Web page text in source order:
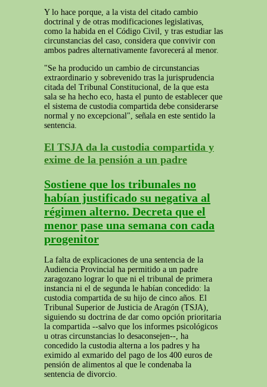
Y lo hace porque, a la vista del citado cambio
doctrinal y de otras modificaciones legislativas,
como la habida en el Código Civil, y tras estudiar las
circunstancias del caso, considera que convivir con
ambos padres alternativamente favorecerá al menor.
"Se ha producido un cambio de circunstancias
extraordinario y sobrevenido tras la jurisprudencia
citada del Tribunal Constitucional, de la que esta
sala se ha hecho eco, hasta el punto de establecer que
el sistema de custodia compartida debe considerarse
normal y no excepcional", señala en este sentido la
sentencia.
El TSJA da la custodia compartida y
exime de la pensión a un padre
Sostiene que los tribunales no
habían justificado su negativa al
régimen alterno. Decreta que el
menor pase una semana con cada
progenitor
La falta de explicaciones de una sentencia de la
Audiencia Provincial ha permitido a un padre
zaragozano lograr lo que ni el tribunal de primera
instancia ni el de segunda le habían concedido: la
custodia compartida de su hijo de cinco años. El
Tribunal Superior de Justicia de Aragón (TSJA),
siguiendo su doctrina de dar como opción prioritaria
la compartida --salvo que los informes psicológicos
u otras circunstancias lo desaconsejen--, ha
concedido la custodia alterna a los padres y ha
eximido al exmarido del pago de los 400 euros de
pensión de alimentos al que le condenaba la
sentencia de divorcio.